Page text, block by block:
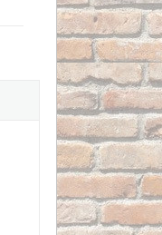
- Naranja